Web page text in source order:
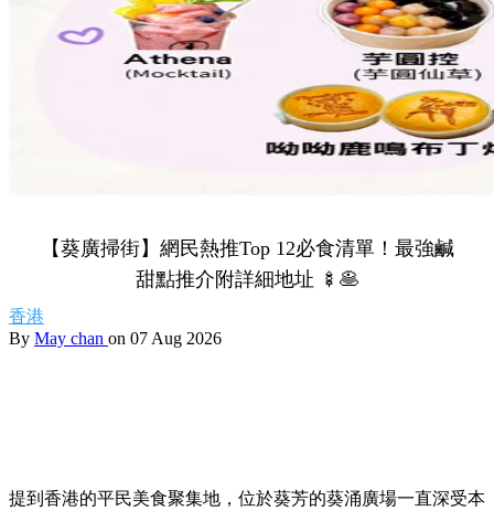
【葵廣掃街】網民熱推Top 12必食清單！最強鹹
甜點推介附詳細地址 🍢🥞
香港
By May chan on 07 Aug 2026
提到香港的平民美食聚集地，位於葵芳的葵涌廣場一直深受本